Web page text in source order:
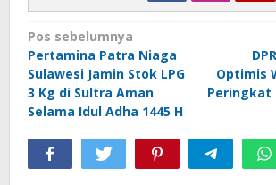
Navigasi
pos
Pos sebelumnya
Pertamina Patra Niaga
Sulawesi Jamin Stok LPG
3 Kg di Sultra Aman
Selama Idul Adha 1445 H
Optimis
Peringkat